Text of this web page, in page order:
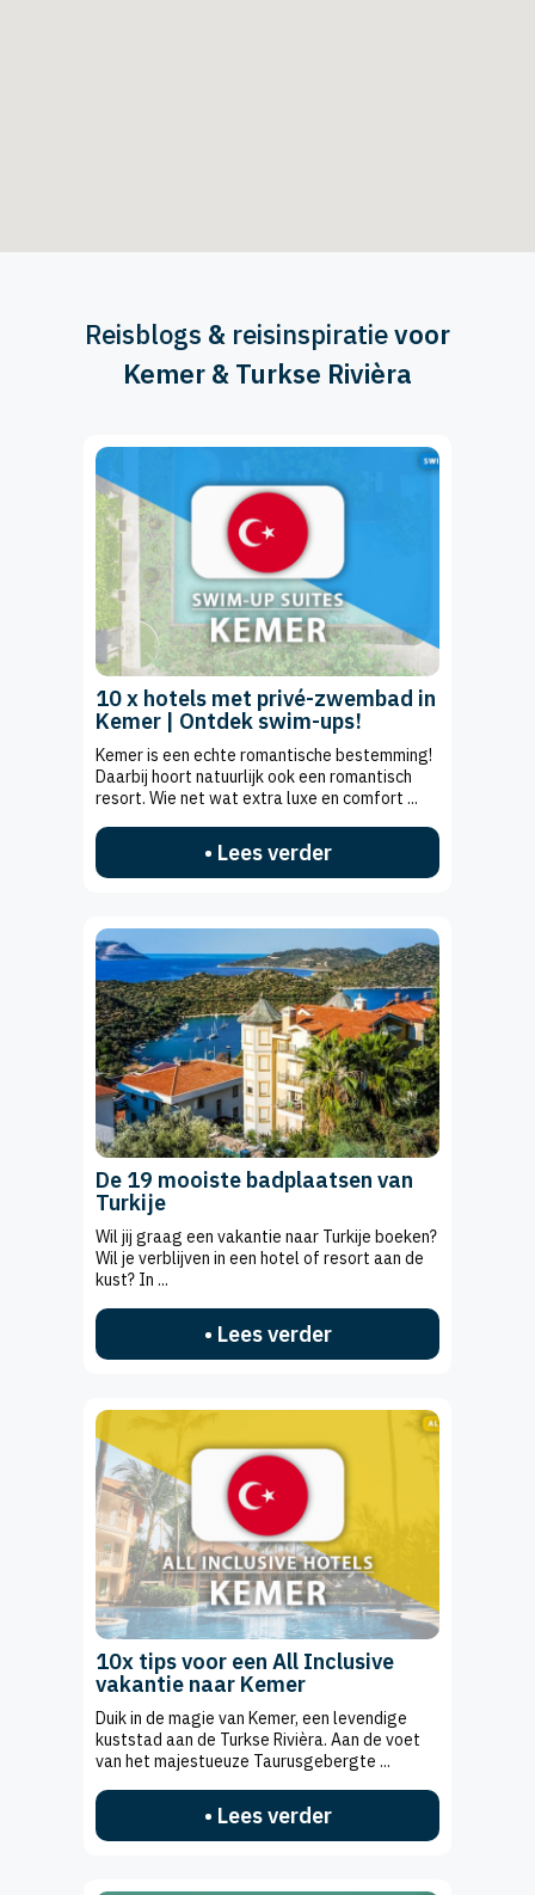
Reisblogs & reisinspiratievoor
Kemer & Turkse Rivièra
10 x hotels met privé-zwembad in
Kemer | Ontdek swim-ups!
Kemer is een echte romantische bestemming!
Daarbij hoort natuurlijk ook een romantisch
resort. Wie net wat extra luxe en comfort ...
• Lees verder
De 19 mooiste badplaatsen van
Turkije
Wil jij graag een vakantie naar Turkije boeken?
Wil je verblijven in een hotel of resort aan de
kust? In ...
• Lees verder
10x tips voor een All Inclusive
vakantie naar Kemer
Duik in de magie van Kemer, een levendige
kuststad aan de Turkse Rivièra. Aan de voet
van het majestueuze Taurusgebergte ...
• Lees verder